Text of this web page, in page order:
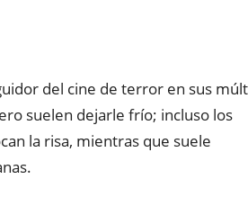
del cine de terror en sus
suelen dejarle frío; incluso los
la risa, mientras que suele